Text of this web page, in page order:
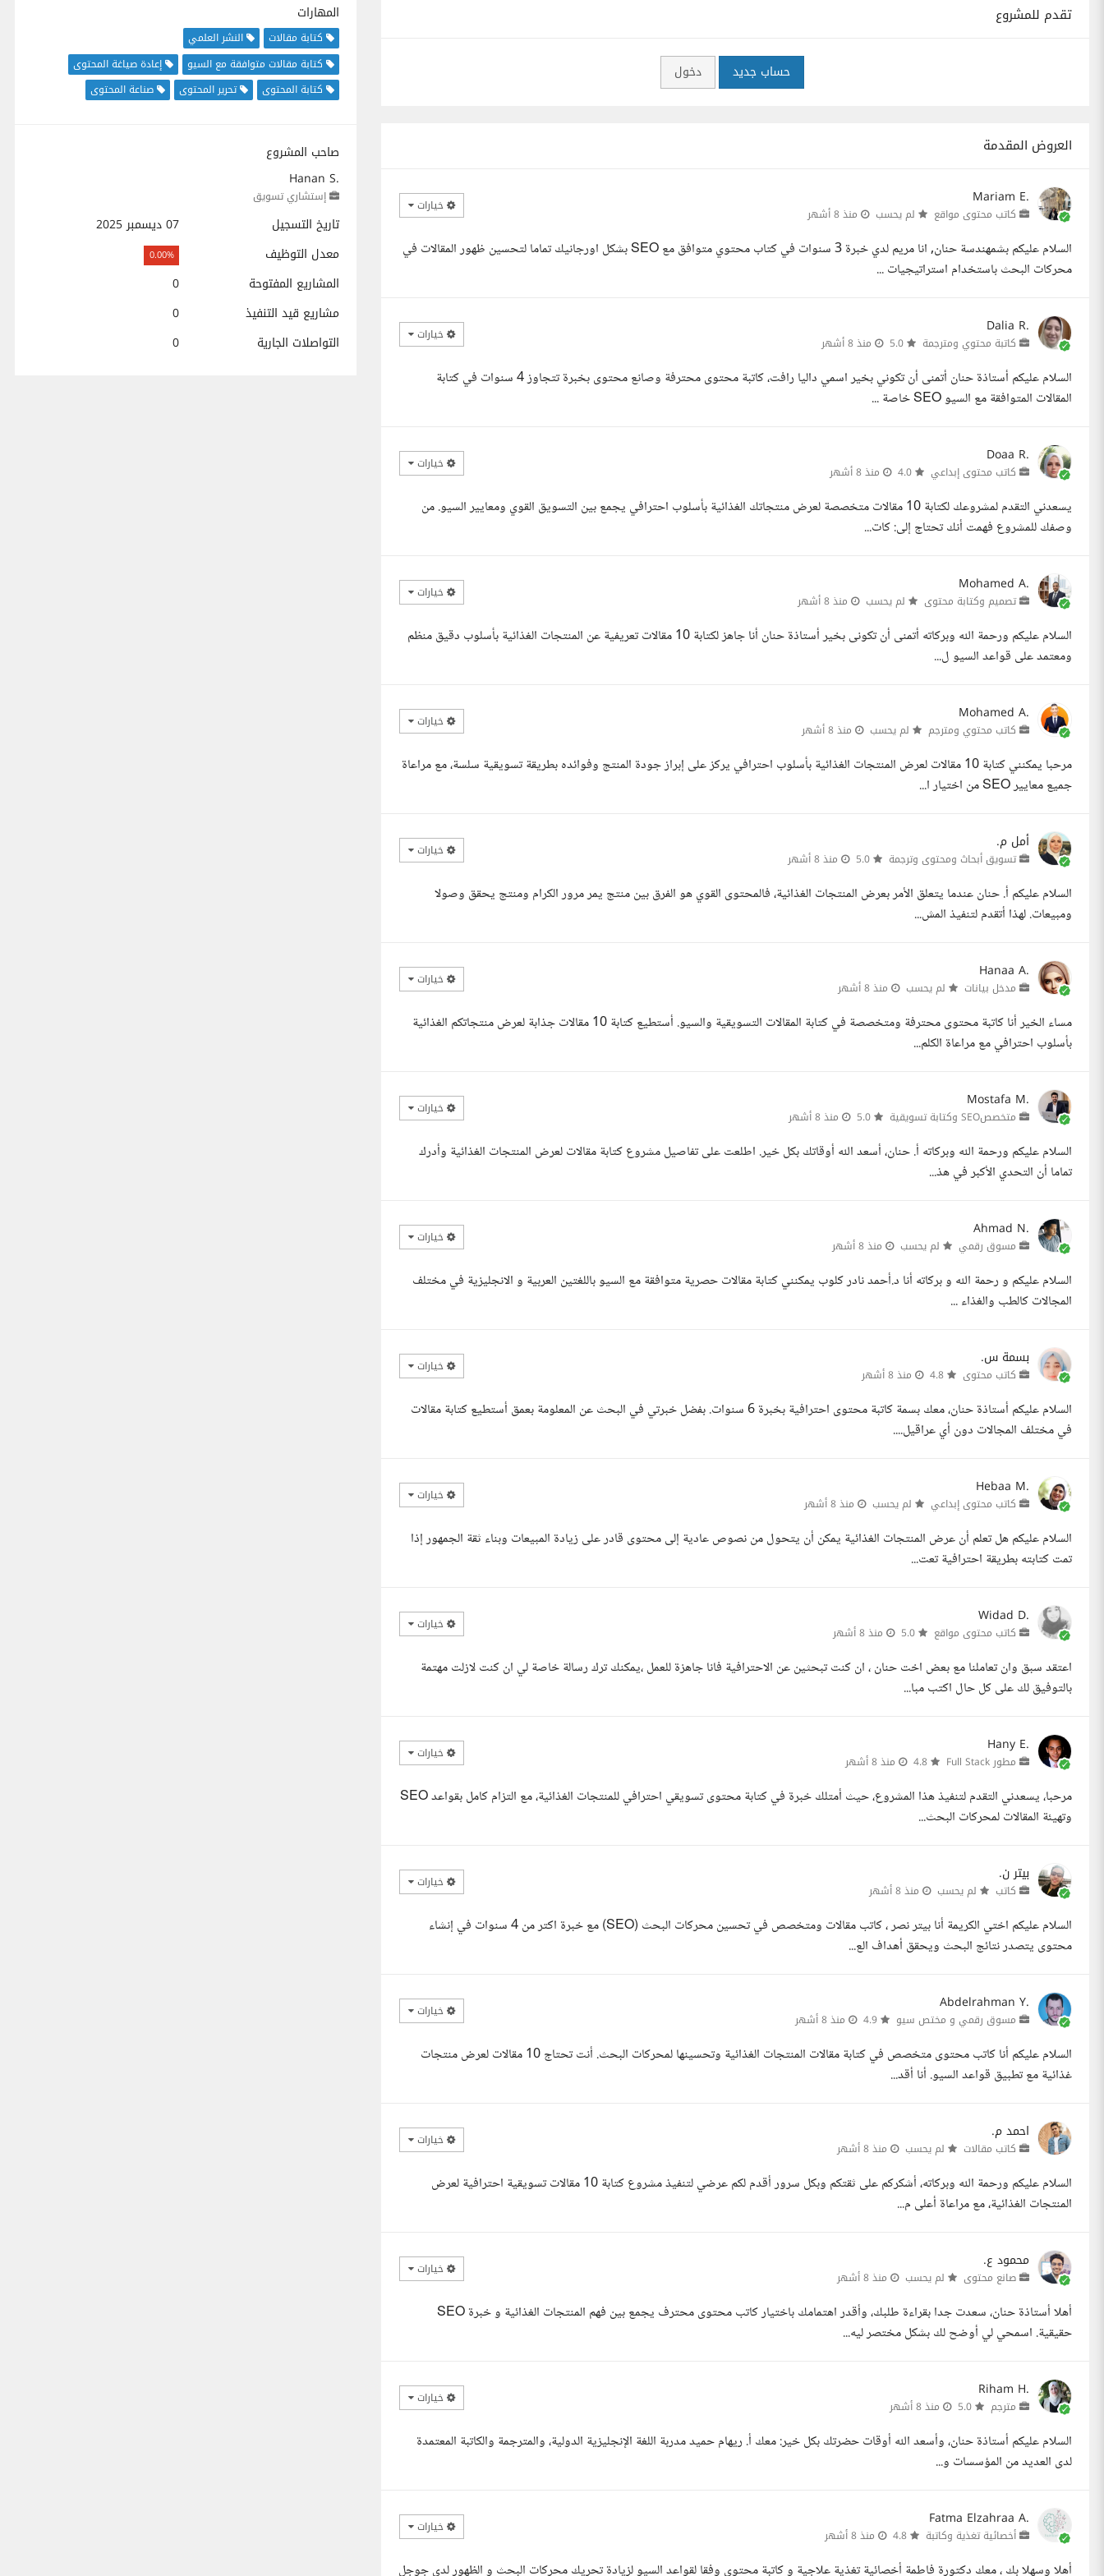
المهارات
كتابة مقالات
النشر العلمي
كتابة مقالات متوافقة مع السيو
إعادة صياغة المحتوى
كتابة المحتوى
تحرير المحتوى صناعة المحتوى
صاحب المشروع
Hanan S.
إستشاري تسويق
تاريخ التسجيل
07 ديسمبر 2025
معدل التوظيف
0.00%
المشاريع المفتوحة
0
مشاريع قيد التنفيذ
0
التواصلات الجارية
0
تقدم للمشروع
حساب جديد دخول
العروض المقدمة
Mariam E.
كاتب محتوى مواقع لم يحسب منذ 8 أشهر خيارات
السلام عليكم بشمهندسة حنان, انا مريم لدي خبرة 3 سنوات في كتاب محتوي متوافق مع SEO بشكل اورجانيك تماما لتحسين ظهور المقالات في
محركات البحث باستخدام استراتيجيات ...
Dalia R.
كاتبة محتوي ومترجمة منذ 8 أشهر خيارات
السلام عليكم أستاذة حنان أتمنى أن تكوني بخير اسمي داليا رافت، كاتبة محتوى محترفة وصانع محتوى بخبرة تتجاوز 4 سنوات في كتابة
المقالات المتوافقة مع السيو SEO خاصة ...
Doaa R.
كاتب محتوى إبداعي منذ 8 أشهر خيارات
يسعدني التقدم لمشروعك لكتابة 10 مقالات متخصصة لعرض منتجاتك الغذائية بأسلوب احترافي يجمع بين التسويق القوي ومعايير السيو. من
وصفك للمشروع فهمت أنك تحتاج إلى: كات...
Mohamed A.
تصميم وكتابة محتوى لم يحسب منذ 8 أشهر خيارات
السلام عليكم ورحمة الله وبركاته أتمنى أن تكونى بخير أستاذة حنان أنا جاهز لكتابة 10 مقالات تعريفية عن المنتجات الغذائية بأسلوب دقيق منظم
ومعتمد على قواعد السيو ل...
Mohamed A.
كاتب محتوي ومترجم لم يحسب منذ 8 أشهر خيارات
مرحبا يمكنني كتابة 10 مقالات لعرض المنتجات الغذائية بأسلوب احترافي يركز على إبراز جودة المنتج وفوائده بطريقة تسويقية سلسة، مع مراعاة
جميع معايير SEO من اختيار ا...
أمل م.
تسويق أبحاث ومحتوى وترجمة منذ 8 أشهر خيارات
السلام عليكم أ. حنان عندما يتعلق الأمر بعرض المنتجات الغذائية، فالمحتوى القوي هو الفرق بين منتج يمر مرور الكرام ومنتج يحقق وصولا
ومبيعات. لهذا أتقدم لتنفيذ المش...
Hanaa A.
مدخل بيانات لم يحسب منذ 8 أشهر خيارات
مساء الخير أنا كاتبة محتوى محترفة ومتخصصة في كتابة المقالات التسويقية والسيو. أستطيع كتابة 10 مقالات جذابة لعرض منتجاتكم الغذائية
بأسلوب احترافي مع مراعاة الكلم...
Mostafa M.
متخصصSEO وكتابة تسويقية منذ 8 أشهر خيارات
السلام عليكم ورحمة الله وبركاته أ. حنان، أسعد الله أوقاتك بكل خير. اطلعت على تفاصيل مشروع كتابة مقالات لعرض المنتجات الغذائية وأدرك
تماما أن التحدي الأكبر في هذ...
Ahmad N.
مسوق رقمي لم يحسب منذ 8 أشهر خيارات
السلام عليكم و رحمة الله و بركاته أنا د.أحمد نادر كلوب يمكنني كتابة مقالات حصرية متوافقة مع السيو باللغتين العربية و الانجليزية في مختلف
المجالات كالطب والغذاء ...
بسمة س.
كاتب محتوى منذ 8 أشهر خيارات
السلام عليكم أستاذة حنان، معك بسمة كاتبة محتوى احترافية بخبرة 6 سنوات. بفضل خبرتي في البحث عن المعلومة بعمق أستطيع كتابة مقالات
في مختلف المجالات دون أي عراقيل....
Hebaa M.
كاتب محتوى إبداعي لم يحسب منذ 8 أشهر خيارات
السلام عليكم هل تعلم أن عرض المنتجات الغذائية يمكن أن يتحول من نصوص عادية إلى محتوى قادر على زيادة المبيعات وبناء ثقة الجمهور إذا
تمت كتابته بطريقة احترافية تعت...
Widad D.
كاتب محتوى مواقع منذ 8 أشهر خيارات
اعتقد سبق وان تعاملنا مع بعض اخت حنان ، ان كنت تبحثين عن الاحترافية فانا جاهزة للعمل ،يمكنك ترك رسالة خاصة لي ان كنت لازلت مهتمة
بالتوفيق لك على كل حال اكتب مبا...
Hany E.
مطور Full Stack منذ 8 أشهر خيارات
مرحبا، يسعدني التقدم لتنفيذ هذا المشروع، حيث أمتلك خبرة في كتابة محتوى تسويقي احترافي للمنتجات الغذائية، مع التزام كامل بقواعد SEO
وتهيئة المقالات لمحركات البحث...
بيتر ن.
كاتب لم يحسب منذ 8 أشهر خيارات
السلام عليكم اختي الكريمة أنا بيتر نصر ، كاتب مقالات ومتخصص في تحسين محركات البحث (SEO) مع خبرة اكتر من 4 سنوات في إنشاء
محتوى يتصدر نتائج البحث ويحقق أهداف الع...
Abdelrahman Y.
مسوق رقمي و مختص سيو منذ 8 أشهر خيارات
السلام عليكم أنا كاتب محتوى متخصص في كتابة مقالات المنتجات الغذائية وتحسينها لمحركات البحث. أنت تحتاج 10 مقالات لعرض منتجات
غذائية مع تطبيق قواعد السيو. أنا أقد...
احمد م.
كاتب مقالات لم يحسب منذ 8 أشهر خيارات
السلام عليكم ورحمة الله وبركاته، أشكركم على ثقتكم وبكل سرور أقدم لكم عرضي لتنفيذ مشروع كتابة 10 مقالات تسويقية احترافية لعرض
المنتجات الغذائية، مع مراعاة أعلى م...
محمود ع.
صانع محتوى لم يحسب منذ 8 أشهر خيارات
أهلا أستاذة حنان، سعدت جدا بقراءة طلبك، وأقدر اهتمامك باختيار كاتب محتوى محترف يجمع بين فهم المنتجات الغذائية و خبرة SEO
حقيقية. اسمحي لي أوضح لك بشكل مختصر ليه...
Riham H.
مترجم منذ 8 أشهر خيارات
السلام عليكم أستاذة حنان، وأسعد الله أوقات حضرتك بكل خير: معك أ. ريهام حميد مدربة اللغة الإنجليزية الدولية، والمترجمة والكاتبة المعتمدة
لدى العديد من المؤسسات و...
Fatma Elzahraa A.
أخصائية تغذية وكاتبة منذ 8 أشهر خيارات
أهلا وسهلا بك ، معك دكتورة فاطمة أخصائية تغذية علاجية و كاتبة محتوي وفقا لقواعد السيو لزيادة تحريك محركات البحث و الظهور لدي جوجل